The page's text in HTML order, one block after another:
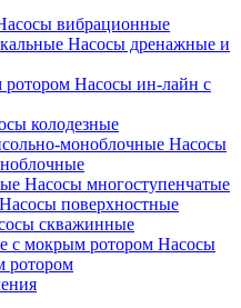
вибрационные
Насосы дренажные и
Насосы ин-лайн с
колодезные
Насосы
Насосы многоступенчатые
Насосы поверхностные
скважинные
Насосы
ротором